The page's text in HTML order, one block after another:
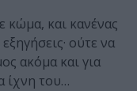
κώμα, και κανένας
ούτε να
ακόμα και για
ίχνη του…